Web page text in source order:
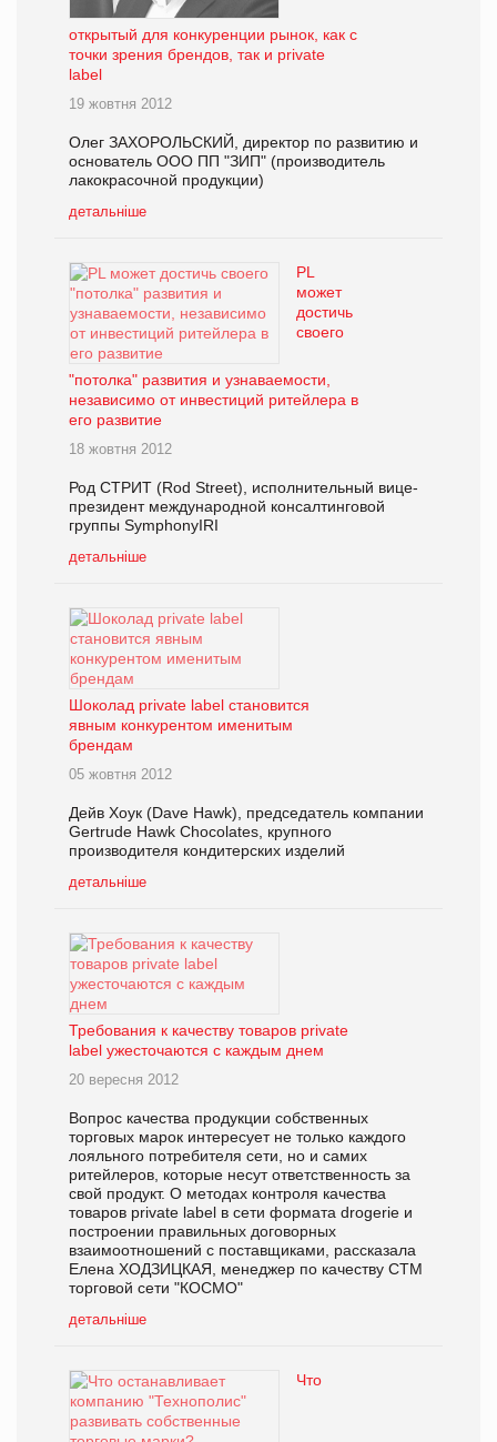
открытый для конкуренции рынок, как с
точки зрения брендов, так и private
label
19 жовтня 2012
Олег ЗАХОРОЛЬСКИЙ, директор по развитию и
основатель ООО ПП "ЗИП" (производитель
лакокрасочной продукции)
детальніше
PL
может
достичь
своего
"потолка" развития и узнаваемости,
независимо от инвестиций ритейлера в
его развитие
18 жовтня 2012
Род СТРИТ (Rod Street), исполнительный вице-
президент международной консалтинговой
группы SymphonyIRI
детальніше
Шоколад private label становится
явным конкурентом именитым
брендам
05 жовтня 2012
Дейв Хоук (Dave Hawk), председатель компании
Gertrude Hawk Chocolates, крупного
производителя кондитерских изделий
детальніше
Требования к качеству товаров private
label ужесточаются с каждым днем
20 вересня 2012
Вопрос качества продукции собственных
торговых марок интересует не только каждого
лояльного потребителя сети, но и самих
ритейлеров, которые несут ответственность за
свой продукт. О методах контроля качества
товаров private label в сети формата drogerie и
построении правильных договорных
взаимоотношений с поставщиками, рассказала
Елена ХОДЗИЦКАЯ, менеджер по качеству СТМ
торговой сети "КОСМО"
детальніше
Что